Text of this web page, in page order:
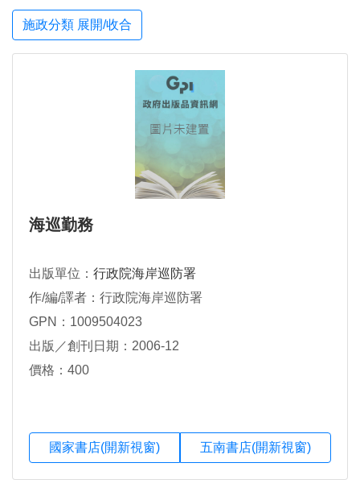
施政分類 展開/收合
海巡勤務
出版單位： 行政院海岸巡防署
作/編/譯者：行政院海岸巡防署
GPN：1009504023
出版／創刊日期：2006-12
價格：400
國家書店(開新視窗) 五南書店(開新視窗)